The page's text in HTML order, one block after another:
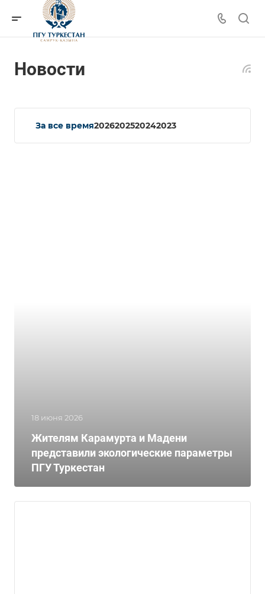
Новости
За все время2026202520242023
18 июня 2026
Жителям Карамурта и Мадени
представили экологические параметры
ПГУ Туркестан